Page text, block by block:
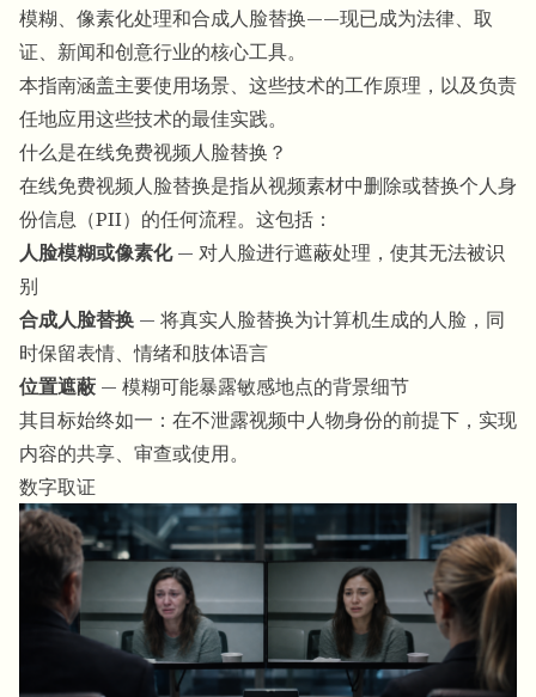
模糊、像素化处理和合成人脸替换——现已成为法律、取
证、新闻和创意行业的核心工具。
本指南涵盖主要使用场景、这些技术的工作原理，以及负责
任地应用这些技术的最佳实践。
什么是在线免费视频人脸替换？
在线免费视频人脸替换是指从视频素材中删除或替换个人身
份信息（PII）的任何流程。这包括：
人脸模糊或像素化— 对人脸进行遮蔽处理，使其无法被识
别
合成人脸替换 — 将真实人脸替换为计算机生成的人脸，同
时保留表情、情绪和肢体语言
位置遮蔽 — 模糊可能暴露敏感地点的背景细节
其目标始终如一：在不泄露视频中人物身份的前提下，实现
内容的共享、审查或使用。
数字取证